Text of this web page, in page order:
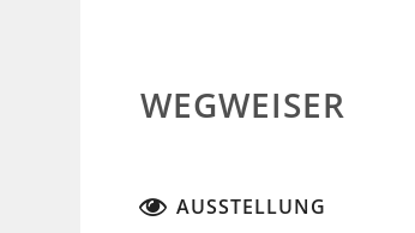
WEGWEISER
AUSSTELLUNG